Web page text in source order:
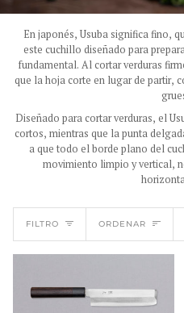
En japonés, Usuba significa fino,
este cuchillo diseñado para
fundamental. Al cortar verduras
que la hoja corte en lugar de partir,
Diseñado para cortar verduras, el
cortos, mientras que la punta
a que todo el borde plano del
movimiento limpio y vertical,
FILTRO ORDENAR
ORDENAR